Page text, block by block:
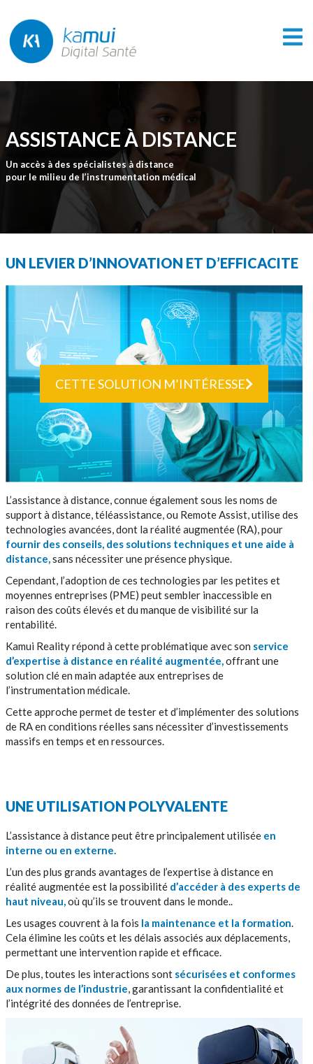
ASSISTANCE À DISTANCE
Un accès à des spécialistes à distance
pour le milieu de l’instrumentation médical
UN LEVIER D’INNOVATION ET D’EFFICACITE
CETTE SOLUTION M’INTÉRESSE
L’assistance à distance, connue également sous les noms de
support à distance, téléassistance, ou Remote Assist, utilise des
technologies avancées, dont la réalité augmentée (RA), pour
fournir des conseils, des solutions techniques et une aide à
distance,sans nécessiter une présence physique.
Cependant, l’adoption de ces technologies par les petites et
moyennes entreprises (PME) peut sembler inaccessible en
raison des coûts élevés et du manque de visibilité sur la
rentabilité.
Kamui Reality répond à cette problématique avec son service
d’expertise à distance en réalité augmentée,offrant une
solution clé en main adaptée aux entreprises de
l’instrumentation médicale.
Cette approche permet de tester et d’implémenter des solutions
de RA en conditions réelles sans nécessiter d’investissements
massifs en temps et en ressources.
UNE UTILISATION POLYVALENTE
L’assistance à distance peut être principalement utilisée en
interne ou en externe.
L’un des plus grands avantages de l’expertise à distance en
réalité augmentée est la possibilité d’accéder à des experts de
haut niveau,où qu’ils se trouvent dans le monde..
Les usages couvrent à la fois la maintenance et la formation.
Cela élimine les coûts et les délais associés aux déplacements,
permettant une intervention rapide et efficace.
De plus, toutes les interactions sont sécurisées et conformes
aux normes de l’industrie, garantissant la confidentialité et
l’intégrité des données de l’entreprise.